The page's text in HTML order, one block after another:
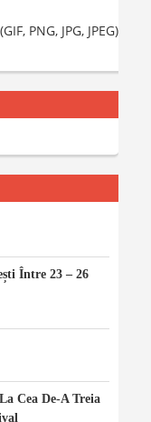
PNG, JPG, JPEG):
Între 23 – 26
Cea De-A Treia